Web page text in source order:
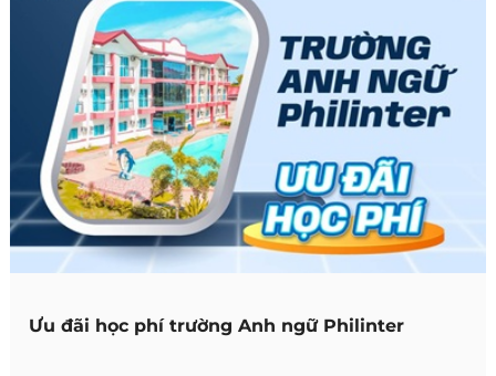
Ưu đãi học phí trường Anh ngữ Philinter